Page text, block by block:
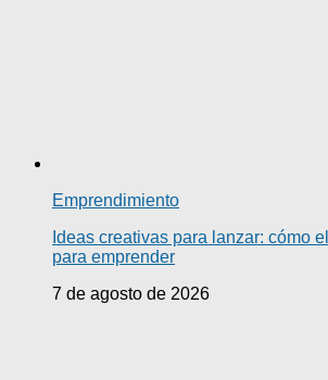
Emprendimiento
Ideas creativas para lanzar: cómo
para emprender
7 de agosto de 2026